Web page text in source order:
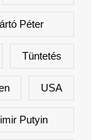
Péter
Tüntetés
USA
Putyin